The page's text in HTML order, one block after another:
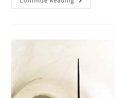
Raja
Mitologi